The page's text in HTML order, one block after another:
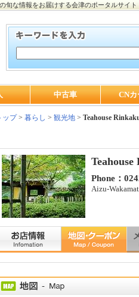
旬な情報をお届けする会津のポータルサイト
中古車 CNカ
ップ> 暮らし > 観光地 > Teahouse
Phone：
Aizu-